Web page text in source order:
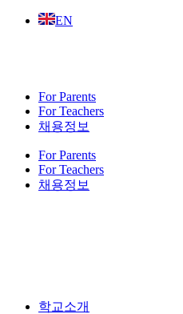
Skip
EN
For Parents
For Teachers
채용정보
For Parents
For Teachers
채용정보
학교소개